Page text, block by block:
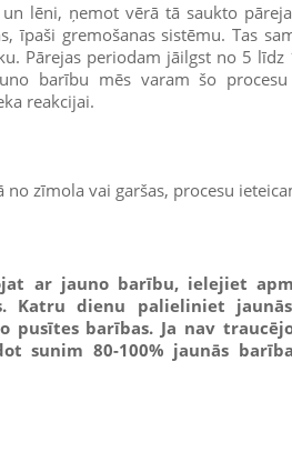
lēni, ņemot vērā tā saukto
īpaši gremošanas sistēmu. Tas
Pārejas periodam jāilgst no 5
barību mēs varam šo
reakcijai.
zīmola vai garšas, procesu
ar jauno barību, ielejiet
Katru dienu palieliniet
pusītes barības. Ja nav
sunim 80-100% jaunās